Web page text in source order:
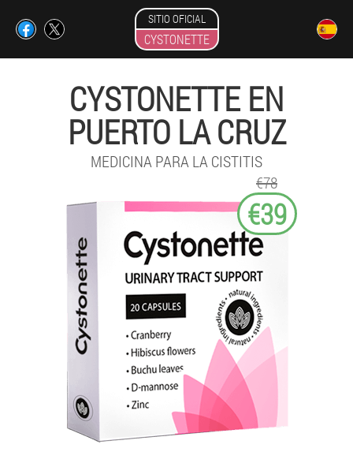
SITIO OFICIAL
CYSTONETTE
CYSTONETTE EN
PUERTO LA CRUZ
MEDICINA PARA LA CISTITIS
€78
€39